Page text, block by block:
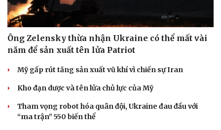
Ông Zelensky thừa nhận Ukraine có thể mất vài
năm để sản xuất tên lửa Patriot
Mỹ gấp rút tăng sản xuất vũ khí vì chiến sự Iran
Kho đạn dược và tên lửa chủ lực của Mỹ
Tham vọng robot hóa quân đội, Ukraine đau đầu với
“ma trận” 550 biến thể